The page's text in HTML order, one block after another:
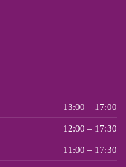
13:00 – 17:00
12:00 – 17:30
11:00 – 17:30